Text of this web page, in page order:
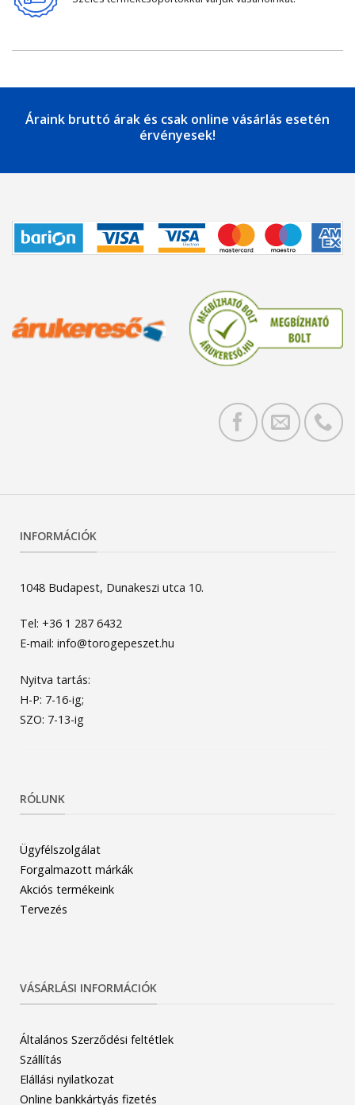
Áraink bruttó árak és csak online vásárlás esetén
érvényesek!
INFORMÁCIÓK
1048 Budapest, Dunakeszi utca 10.
Tel: +36 1 287 6432
E-mail: info@torogepeszet.hu
Nyitva tartás:
H-P: 7-16-ig;
SZO: 7-13-ig
RÓLUNK
Ügyfélszolgálat
Forgalmazott márkák
Akciós termékeink
Tervezés
VÁSÁRLÁSI INFORMÁCIÓK
Általános Szerződési feltétlek
Szállítás
Elállási nyilatkozat
Online bankkártyás fizetés